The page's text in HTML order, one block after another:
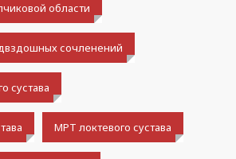
области
сочленений
сустава
МРТ локтевого сустава